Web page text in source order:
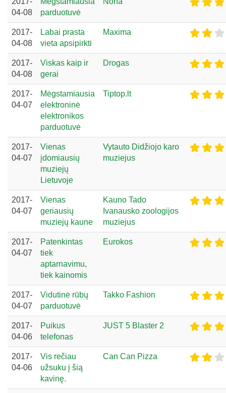
04-08
parduotuvė
2017-
04-08
Labai prasta
vieta apsipirkti
Maxima
2017-
04-08
Viskas kaip ir
gerai
Drogas
2017-
04-07
Mėgstamiausia
elektroninė
elektronikos
parduotuvė
Tiptop.lt
2017-
04-07
Vienas
įdomiausių
muziejų
Lietuvoje
Vytauto Didžiojo karo
muziejus
2017-
04-07
Vienas
geriausių
muziejų kaune
Kauno Tado
Ivanausko zoologijos
muziejus
2017-
04-07
Patenkintas
tiek
aptarnavimu,
tiek kainomis
Eurokos
2017-
04-07
Vidutinė rūbų
parduotuvė
Takko Fashion
2017-
04-06
Puikus
telefonas
JUST 5 Blaster 2
2017-
04-06
Vis rečiau
užsuku į šią
kavinę.
Can Can Pizza